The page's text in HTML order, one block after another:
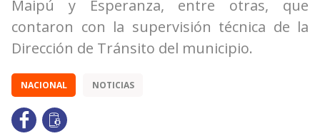
Maipú y Esperanza, entre otras, que
contaron con la supervisión técnica de la
Dirección de Tránsito del municipio.
NACIONAL NOTICIAS